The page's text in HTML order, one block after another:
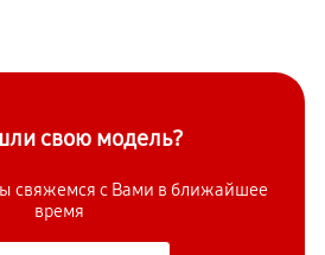
свою модель?
свяжемся с Вами в ближайшее
время